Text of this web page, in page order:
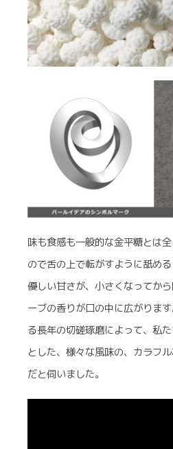
味も食感も一般的な金平糖とは
ので舌の上で転がすように舐め
優しい甘さが、小さくなってか
ーブの香りが口の中に広がりま
る長年の切磋琢磨によって、私
とした、様々な風味の、カラフ
だと伺いました。